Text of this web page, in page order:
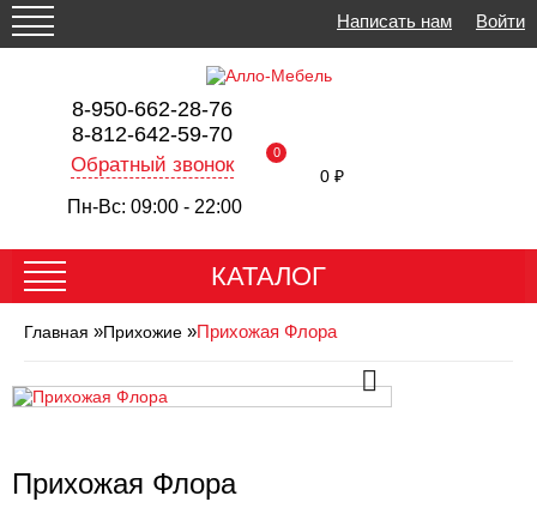
Написать нам Войти
8-950-662-28-76
8-812-642-59-70
Обратный звонок
Пн-Вс: 09:00 - 22:00
0
0 ₽
КАТАЛОГ
Главная »Прихожие »Прихожая Флора
Прихожая Флора